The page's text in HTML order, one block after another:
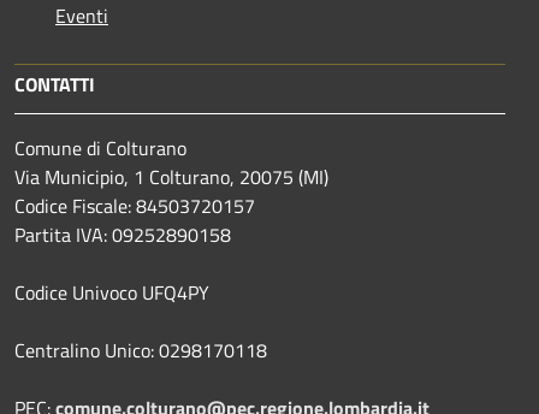
Eventi
CONTATTI
Comune di Colturano
Via Municipio, 1 Colturano, 20075 (MI)
Codice Fiscale: 84503720157
Partita IVA: 09252890158
Codice Univoco UFQ4PY
Centralino Unico: 0298170118